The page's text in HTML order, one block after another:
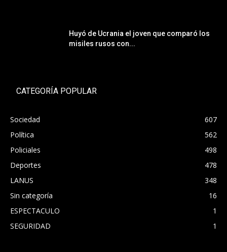
Huyó de Ucrania el joven que comparó los
misiles rusos con...
CATEGORÍA POPULAR
Sociedad
607
Política
562
Policiales
498
Deportes
478
LANUS
348
Sin categoría
16
ESPECTACULO
1
SEGURIDAD
1